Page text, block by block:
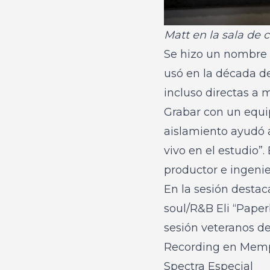
Matt en la sala de
Se hizo un
usó en la década
incluso directas a
Grabar con un
aislamiento ayudó
vivo en el
productor e
En la sesión
soul/R&B Eli
sesión veteranos
Recording en
Spectra Especial